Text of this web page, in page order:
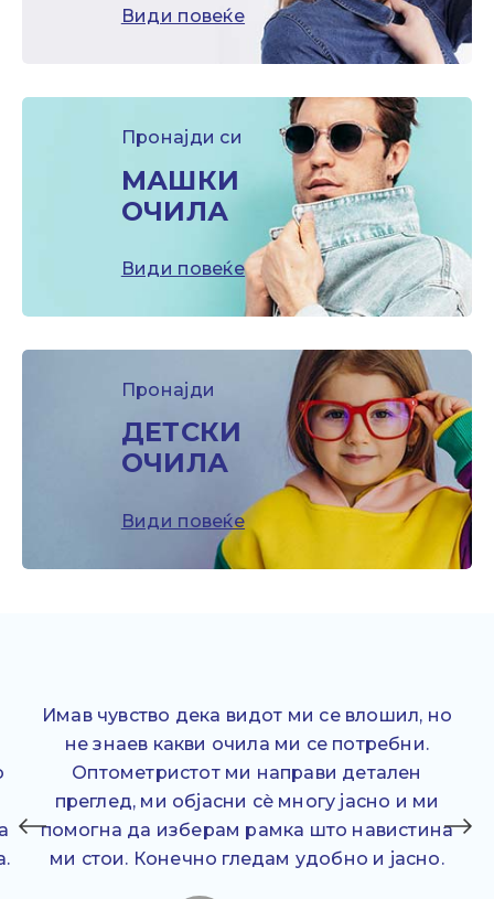
Види повеќе
Пронајди си
МАШКИ
ОЧИЛА
Види повеќе
Пронајди
ДЕТСКИ
ОЧИЛА
Види повеќе
Имав чувство дека видот ми се влошил, но
не знаев какви очила ми се потребни.
Оптометристот ми направи детален
преглед, ми објасни сè многу јасно и ми
помогна да изберам рамка што навистина
ми стои. Конечно гледам удобно и јасно.